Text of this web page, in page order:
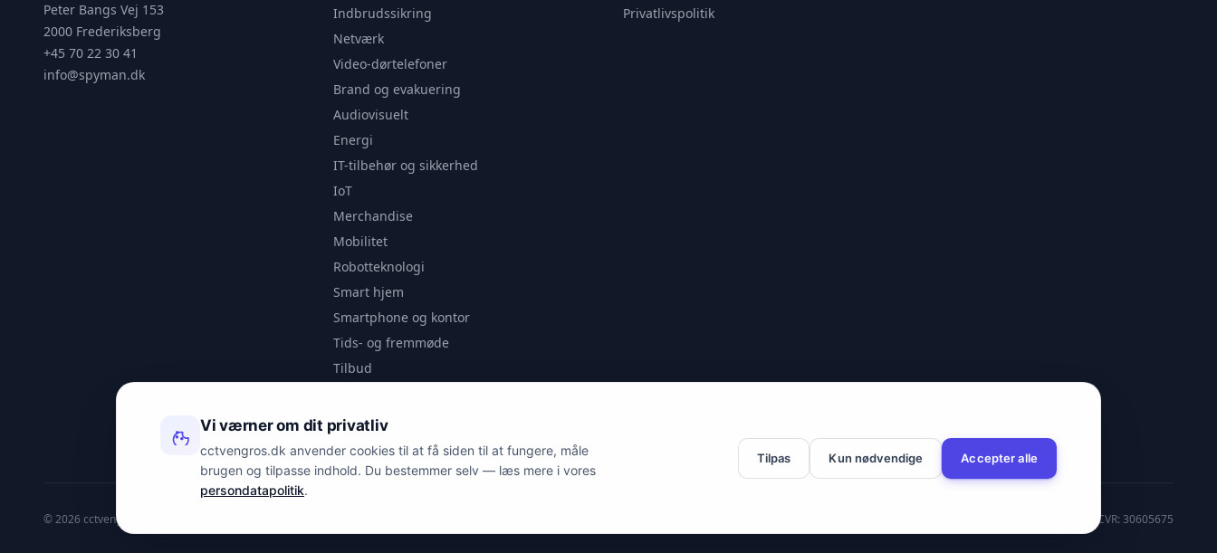
Peter Bangs Vej 153
2000 Frederiksberg
+45 70 22 30 41
info@spyman.dk
Indbrudssikring
Netværk
Video-dørtelefoner
Brand og evakuering
Audiovisuelt
Energi
IT-tilbehør og sikkerhed
IoT
Merchandise
Mobilitet
Robotteknologi
Smart hjem
Smartphone og kontor
Tids- og fremmøde
Tilbud
Videoanalyse
Outlet
Privatlivspolitik
© 2026 cctvengros.dk — En del af Spyman.dk. Alle rettigheder forbeholdes. CVR: 30605675
Vi værner om dit privatliv
cctvengros.dk anvender cookies til at få siden til at fungere, måle
brugen og tilpasse indhold. Du bestemmer selv — læs mere i vores
persondatapolitik.
Tilpas Kun nødvendige Accepter alle